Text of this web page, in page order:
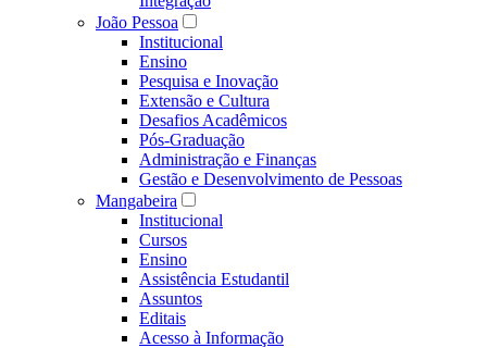
João Pessoa
Institucional
Ensino
Pesquisa e Inovação
Extensão e Cultura
Desafios Acadêmicos
Pós-Graduação
Administração e Finanças
Gestão e Desenvolvimento de Pessoas
Mangabeira
Institucional
Cursos
Ensino
Assistência Estudantil
Assuntos
Editais
Acesso à Informação